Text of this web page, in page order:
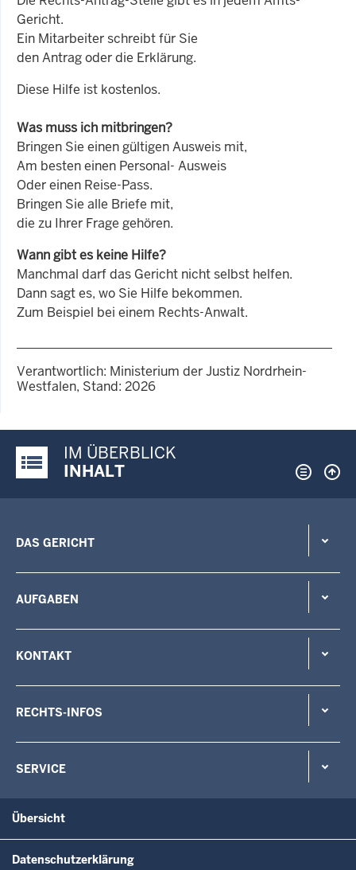
Gericht.
Ein Mitarbeiter schreibt für Sie
den Antrag oder die Erklärung.
Diese Hilfe ist kostenlos.
Was muss ich mitbringen?
Bringen Sie einen gültigen Ausweis mit,
Am besten einen Personal- Ausweis
Oder einen Reise-Pass.
Bringen Sie alle Briefe mit,
die zu Ihrer Frage gehören.
Wann gibt es keine Hilfe?
Manchmal darf das Gericht nicht selbst helfen.
Dann sagt es, wo Sie Hilfe bekommen.
Zum Beispiel bei einem Rechts-Anwalt.
Verantwortlich: Ministerium der Justiz Nordrhein-
Westfalen, Stand: 2026
Justiz-Portal im Überblick:
IM ÜBERBLICK
INHALT
DAS GERICHT
AUFGABEN
KONTAKT
RECHTS-INFOS
SERVICE
Übersicht
Datenschutzerklärung